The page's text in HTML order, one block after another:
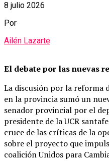
8 julio 2026
Por
Ailén Lazarte
El debate por las nuevas
La discusión por la reforma
en la provincia sumó un
senador provincial por el
presidente de la UCR
cruce de las críticas de la
sobre el proyecto que
coalición Unidos para